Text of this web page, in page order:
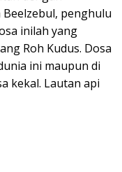
penghulu
inilah yang
Roh Kudus. Dosa
ini maupun di
kekal. Lautan api